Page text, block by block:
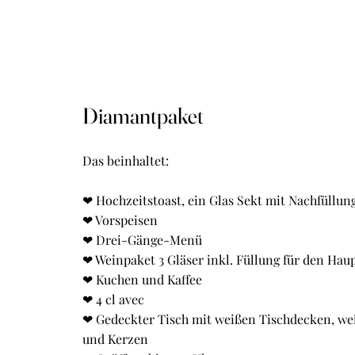
Diamantpaket
Das beinhaltet:
❤ Hochzeitstoast, ein Glas Sekt mit
❤ Vorspeisen
❤ Drei-Gänge-Menü
❤ Weinpaket 3 Gläser inkl. Füllung für den
❤ Kuchen und Kaffee
❤ 4 cl avec
❤ Gedeckter Tisch mit weißen Tischdecken,
und Kerzen